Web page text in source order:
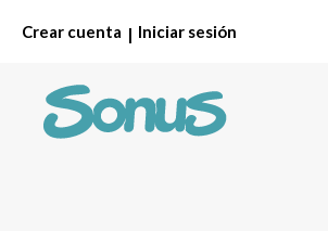
Crear cuenta | Iniciar sesión